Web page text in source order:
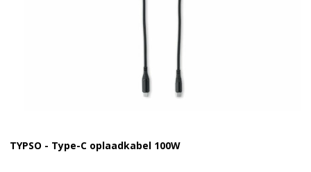
TYPSO - Type-C oplaadkabel 100W